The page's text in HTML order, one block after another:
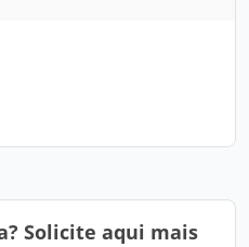
Solicite aqui mais